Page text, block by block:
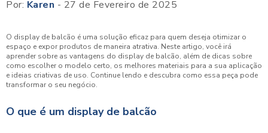
Por: Karen - 27 de Fevereiro de 2025
O display de balcão é uma solução eficaz para quem deseja otimizar o
espaço e expor produtos de maneira atrativa. Neste artigo, você irá
aprender sobre as vantagens do display de balcão, além de dicas sobre
como escolher o modelo certo, os melhores materiais para a sua aplicação
e ideias criativas de uso. Continue lendo e descubra como essa peça pode
transformar o seu negócio.
O que é um display de balcão